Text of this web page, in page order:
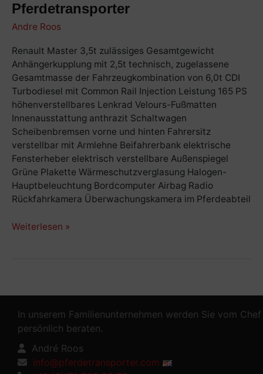
Pferdetransporter
Andre Roos
Renault Master 3,5t zulässiges Gesamtgewicht
Anhängerkupplung mit 2,5t technisch, zugelassene
Gesamtmasse der Fahrzeugkombination von 6,0t CDI
Turbodiesel mit Common Rail Injection Leistung 165 PS
höhenverstellbares Lenkrad Velours-Fußmatten
Innenausstattung anthrazit Schaltwagen
Scheibenbremsen vorne und hinten Fahrersitz
verstellbar mit Armlehne Beifahrerbank elektrische
Fensterheber elektrisch verstellbare Außenspiegel
Grüne Plakette Wärmeschutzverglasung Halogen-
Hauptbeleuchtung Bordcomputer Airbag Radio
Rückfahrkamera Überwachungskamera im Pferdeabteil
Weiterlesen »
In unserem Familienunternehmen werden Sie vom Chef
persönlich beraten.
André Roos
info@pferdetransporter.com